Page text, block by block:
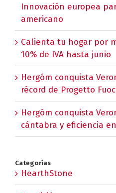
Innovación europea
americano
Calienta tu hogar por
10% de IVA hasta junio
Hergóm conquista
récord de Progetto
Hergóm conquista
cántabra y eficiencia
Categorías
HearthStone